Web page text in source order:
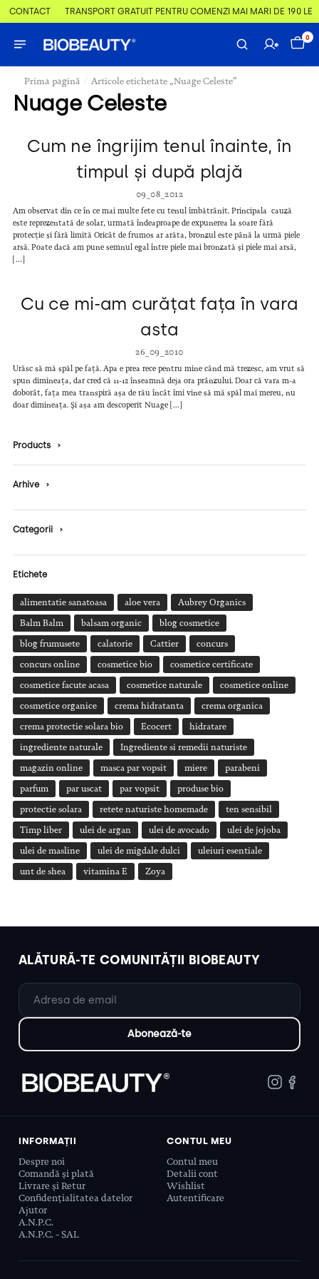
CONTACT TRANSPORT GRATUIT PENTRU COMENZI MAI MARI DE 190 LEI
0
Prima pagină / Articole etichetate „Nuage Celeste”
Nuage Celeste
Cum ne îngrijim tenul înainte, în
timpul și după plajă
09_08_2012
Am observat din ce în ce mai multe fete cu tenul îmbătrânit. Principala cauză
este reprezentată de solar, urmată îndeaproape de expunerea la soare fără
protecție și fără limită Oricât de frumos ar arăta, bronzul este până la urmă piele
arsă. Poate dacă am pune semnul egal între piele mai bronzată și piele mai arsă,
[…]
Cu ce mi-am curățat fața în vara
asta
26_09_2010
Urăsc să mă spăl pe față. Apa e prea rece pentru mine când mă trezesc, am vrut să
spun dimineața, dar cred că 11-12 înseamnă deja ora prânzului. Doar că vara m-a
doborât, fața mea transpiră așa de rău încât îmi vine să mă spăl mai mereu, nu
doar dimineața. Și așa am descoperit Nuage […]
Products ›
Arhive ›
Categorii ›
Etichete
alimentatie sanatoasa aloe vera Aubrey Organics
Balm Balm balsam organic blog cosmetice
blog frumusete calatorie Cattier concurs
concurs online cosmetice bio cosmetice certificate
cosmetice facute acasa cosmetice naturale cosmetice online
cosmetice organice crema hidratanta crema organica
crema protectie solara bio Ecocert hidratare
ingrediente naturale Ingrediente si remedii naturiste
magazin online masca par vopsit miere parabeni
parfum par uscat par vopsit produse bio
protectie solara retete naturiste homemade ten sensibil
Timp liber ulei de argan ulei de avocado ulei de jojoba
ulei de masline ulei de migdale dulci uleiuri esentiale
unt de shea vitamina E Zoya
ALĂTURĂ-TE COMUNITĂȚII BIOBEAUTY
INFORMAȚII
Despre noi
Comandă și plată
Livrare și Retur
Confidențialitatea datelor
Ajutor
A.N.P.C.
A.N.P.C. - SAL
CONTUL MEU
Contul meu
Detalii cont
Wishlist
Autentificare